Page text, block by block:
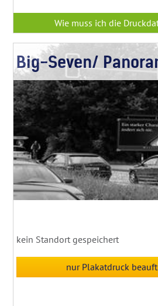
Wie muss ich die
Big-Seven/
kein Standort gespeichert
nur Plakatdruck